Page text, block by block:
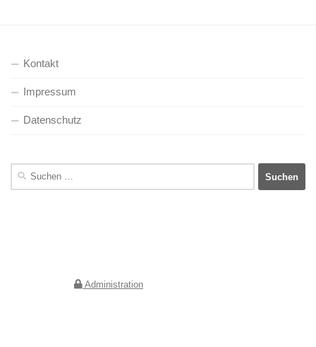
Kontakt
Impressum
Datenschutz
nach:
Administration